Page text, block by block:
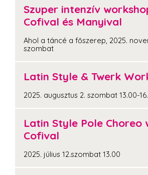
Szuper intenzív
Cofival és Manyival
Ahol a táncé a főszerep, 2025.
szombat
Latin Style & Twerk
2025. augusztus 2. szombat 13.00-
Latin Style Pole Choreo
Cofival
2025. július 12.szombat 13.00